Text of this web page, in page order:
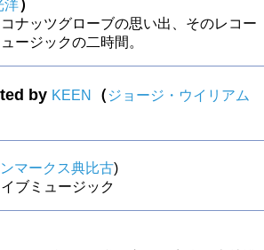
洋）
ナッツグローブの思い出、そのレコー
ージックの二時間。
by KEEN （ ジョージ・ウイリアム
マークス典比古)
ブミュージック